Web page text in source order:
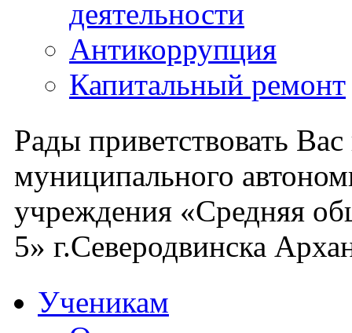
деятельности
Антикоррупция
Капитальный ремонт
Рады приветствовать
муниципального
учреждения «Средняя
5» г.Северодвинска
Ученикам